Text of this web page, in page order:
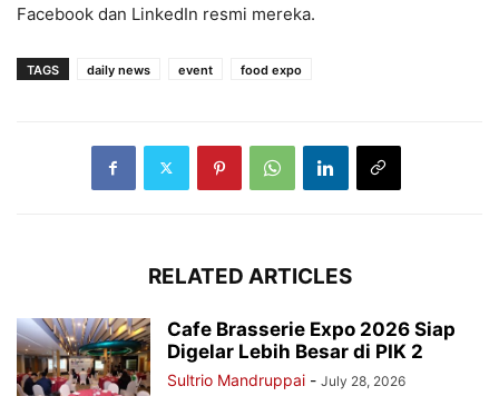
Facebook dan LinkedIn resmi mereka.
TAGS daily news event food expo
RELATED ARTICLES
Cafe Brasserie Expo 2026 Siap
Digelar Lebih Besar di PIK 2
Sultrio Mandruppai - July 28, 2026